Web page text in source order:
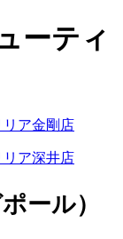
ーティ
リア金剛店
リア深井店
ール）